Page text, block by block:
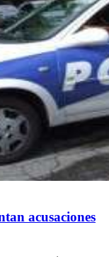
acusaciones